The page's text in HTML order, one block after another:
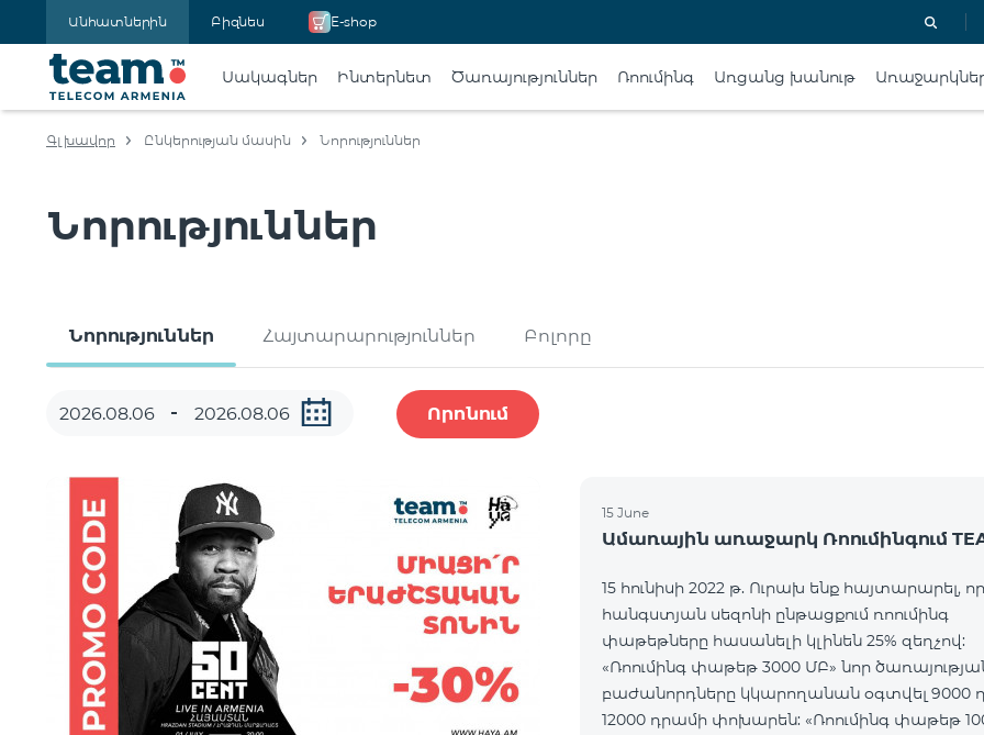
Անհատներին Բիզնես E-shop
Սակագներ Ինտերնետ Ծառայություններ Ռոումինգ Առցանց խանութ
Գլխավոր Ընկերության մասին Նորություններ
Նորություններ
Նորություններ Հայտարարություններ Բոլորը
Որոնում
15 June
Ամառային առաջարկ Ռոումինգում
15 հունիսի 2022 թ. Ուրախ ենք հայտարարել,
հանգստյան սեզոնի ընթացքում ռոումինգ
փաթեթները հասանելի կլինեն 25% զեղչով:
«Ռոումինգ փաթեթ 3000 ՄԲ» նոր
բաժանորդները կկարողանան օգտվել 9000
12000 դրամի փոխարեն: «Ռոումինգ փաթեթ